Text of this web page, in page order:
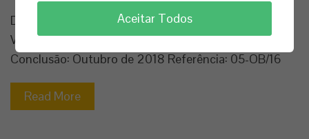
Dono de Obra: Instituto de Apoio à Criança - Açores
Valor da Adjudicação: 1.145.153,10 € Prazo: 16 meses
Conclusão: Outubro de 2018 Referência: 05-OB/16
Read More
Aceitar Todos